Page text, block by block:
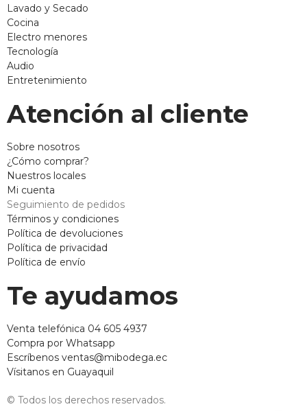
Lavado y Secado
Cocina
Electro menores
Tecnología
Audio
Entretenimiento
Atención al cliente
Sobre nosotros
¿Cómo comprar?
Nuestros locales
Mi cuenta
Seguimiento de pedidos
Términos y condiciones
Política de devoluciones
Política de privacidad
Política de envío
Te ayudamos
Venta telefónica 04 605 4937
Compra por Whatsapp
Escríbenos ventas@mibodega.ec
Vísitanos en Guayaquil
© Todos los derechos reservados.